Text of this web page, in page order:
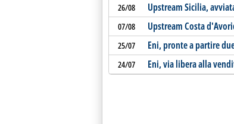
26/08 Upstream Sicilia,
07/08 Upstream Costa
25/07 Eni, pronte a partire
24/07 Eni, via libera alla